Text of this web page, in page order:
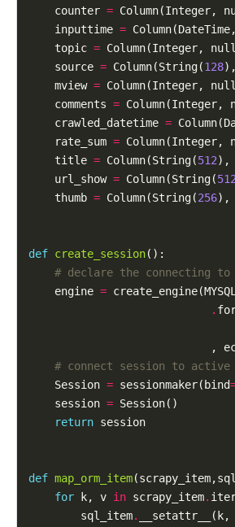
    counter
= Column(Integer,
    inputtime
=
    topic
= Column(Integer,
    source
= Column(String(128
    mview
= Column(Integer,
    comments
= Column(Integer,
    crawled_datetime
=
    rate_sum
= Column(Integer,
    title
= Column(String(512),
    url_show
= Column(String(512
    thumb
= Column(String(256),
def create_session():
# declare the connecting
    engine
=
.
,
# connect session to
    Session
= sessionmaker(bind
    session
= Session()
return session
def map_orm_item
for k, v in scrapy_item.
        sql_item
.
__setattr__(k,